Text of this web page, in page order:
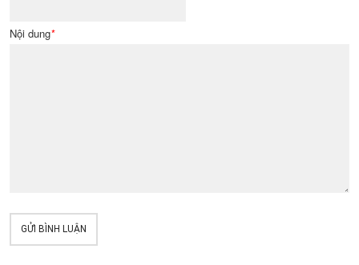
Nội dung*
GỬI BÌNH LUẬN